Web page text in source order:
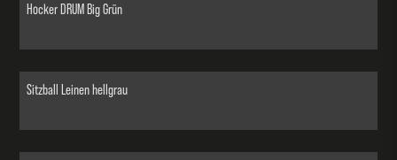
Hocker DRUM Big Grün
Sitzball Leinen hellgrau